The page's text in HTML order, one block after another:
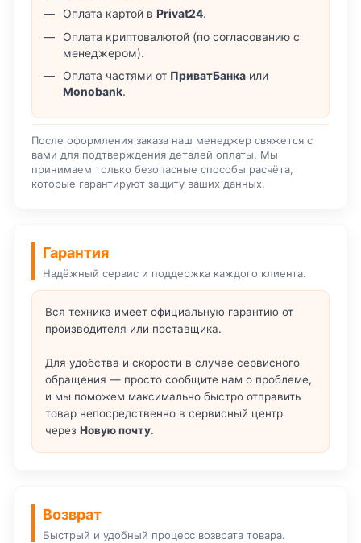
Оплата картой в Privat24.
Оплата криптовалютой (по согласованию с
менеджером).
Оплата частями от ПриватБанка или
Monobank.
После оформления заказа наш менеджер свяжется с
вами для подтверждения деталей оплаты. Мы
принимаем только безопасные способы расчёта,
которые гарантируют защиту ваших данных.
Гарантия
Надёжный сервис и поддержка каждого клиента.
Вся техника имеет официальную гарантию от
производителя или поставщика.
Для удобства и скорости в случае сервисного
обращения — просто сообщите нам о проблеме,
и мы поможем максимально быстро отправить
товар непосредственно в сервисный центр
через Новую почту.
Возврат
Быстрый и удобный процесс возврата товара.